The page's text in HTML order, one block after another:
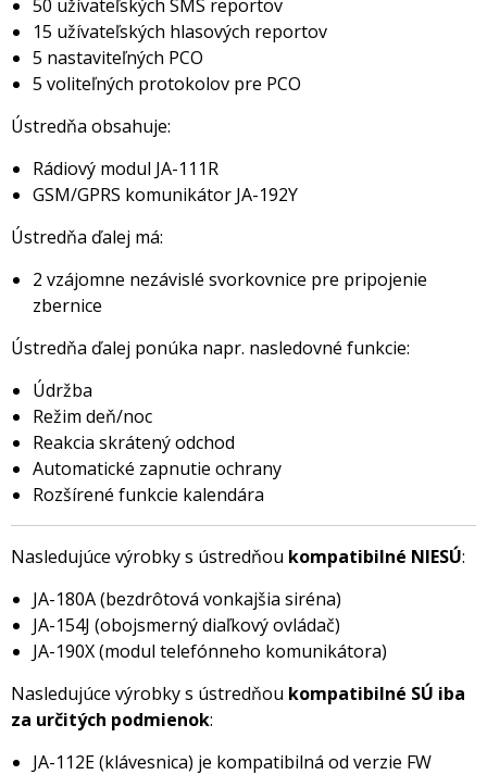
50 užívateľských SMS reportov
15 užívateľských hlasových reportov
5 nastaviteľných PCO
5 voliteľných protokolov pre PCO
Ústredňa obsahuje:
Rádiový modul JA-111R
GSM/GPRS komunikátor JA-192Y
Ústredňa ďalej má:
2 vzájomne nezávislé svorkovnice pre pripojenie
zbernice
Ústredňa ďalej ponúka napr. nasledovné funkcie:
Údržba
Režim deň/noc
Reakcia skrátený odchod
Automatické zapnutie ochrany
Rozšírené funkcie kalendára
Nasledujúce výrobky s ústredňou kompatibilné NIESÚ:
JA-180A (bezdrôtová vonkajšia siréna)
JA-154J (obojsmerný diaľkový ovládač)
JA-190X (modul telefónneho komunikátora)
Nasledujúce výrobky s ústredňou kompatibilné SÚ iba
za určitých podmienok:
JA-112E (klávesnica) je kompatibilná od verzie FW